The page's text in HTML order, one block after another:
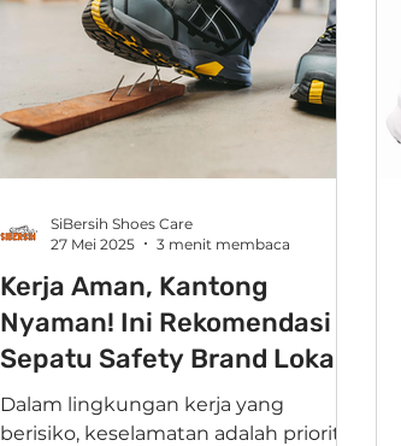
Kerja Aman, Kantong
Nyaman! Ini Rekomendasi
Sepatu Safety Brand Lokal
Terjangkau
Dalam lingkungan kerja yang
berisiko, keselamatan adalah prioritas
SiBersih Shoes Care
27 Mei 2025
3 menit membaca